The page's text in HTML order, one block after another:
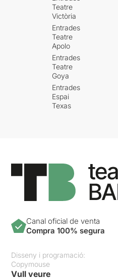
Teatre
Victòria
Entrades
Teatre
Apolo
Entrades
Teatre
Goya
Entrades
Espai
Texas
Canal oficial de venta
Compra 100% segura
Disseny i programació:
Copymouse
Vull veure